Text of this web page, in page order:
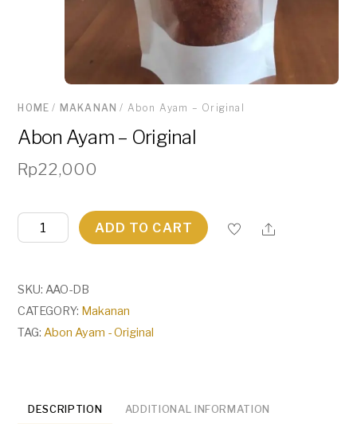
HOME / MAKANAN / Abon Ayam – Original
Abon Ayam – Original
Rp22,000
Abon
Ayam
Original
quantity
ADD TO CART
SKU:AAO-DB
CATEGORY: Makanan
TAG:Abon Ayam - Original
DESCRIPTION ADDITIONAL INFORMATION